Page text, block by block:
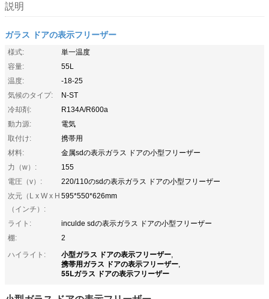
説明
ガラス ドアの表示フリーザー
様式:
単一温度
容量:
55L
温度:
-18-25
気候のタイプ:
N-ST
冷却剤:
R134A/R600a
動力源:
電気
取付け:
携帯用
材料:
金属sdの表示ガラス ドアの小型フリーザー
力（w）:
155
電圧（v）:
220/110のsdの表示ガラス ドアの小型フリーザー
次元（L x W x H
（インチ）:
595*550*626mm
ライト:
inculde sdの表示ガラス ドアの小型フリーザー
棚:
2
ハイライト:
小型ガラス ドアの表示フリーザー,
携帯用ガラス ドアの表示フリーザー,
55Lガラス ドアの表示フリーザー